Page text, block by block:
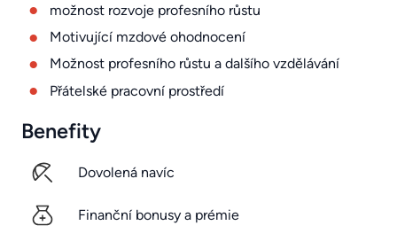
možnost rozvoje profesního růstu
Motivující mzdové ohodnocení
Možnost profesního růstu a dalšího vzdělávání
Přátelské pracovní prostředí
Benefity
Dovolená navíc
Finanční bonusy a prémie